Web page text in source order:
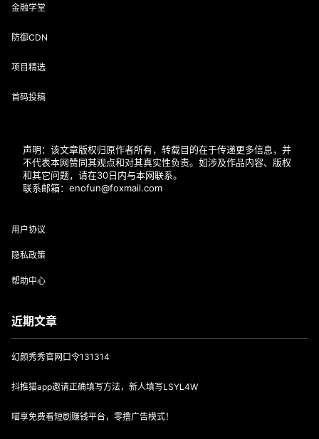
金融学堂
防御CDN
项目精选
首码投稿
声明：该文章版权归原作者所有，转载目的在于传递更多信息，并
不代表本网赞同其观点和对其真实性负责。如涉及作品内容、版权
和其它问题，请在30日内与本网联系。
联系邮箱：enofun@foxmail.com
用户协议
隐私政策
帮助中心
近期文章
幻颜秀秀官网口令131314
抖推猫app邀请正确填写方法，新人填写LSYL4W
喵享免费看短剧赚钱平台，零撸广告模式！